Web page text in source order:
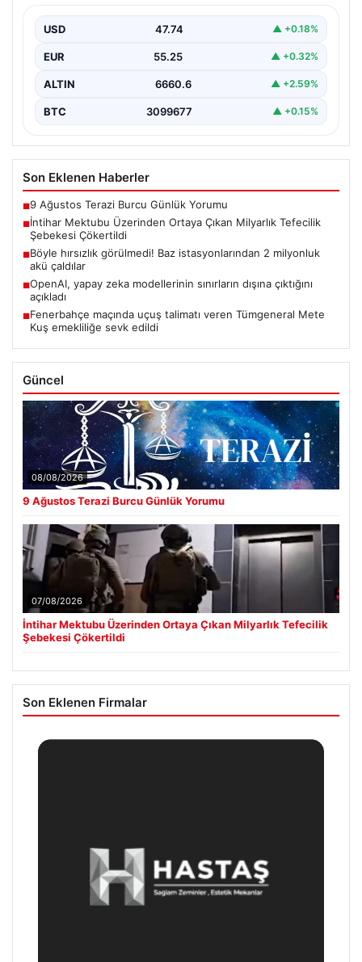
Elazığ'da, tefecilere olan borçlarını belirten bir intihar
büyük çaplı…
USD 47.74 ▲ +0.18%
EUR 55.25 ▲ +0.32%
ALTIN 6660.6 ▲ +2.59%
BTC 3099677 ▲ +0.15%
Son Eklenen Haberler
■9 Ağustos Terazi Burcu Günlük Yorumu
■İntihar Mektubu Üzerinden Ortaya Çıkan Milyarlık Tefecilik
Şebekesi Çökertildi
■Böyle hırsızlık görülmedi! Baz istasyonlarından 2 milyonluk
akü çaldılar
■OpenAI, yapay zeka modellerinin sınırların dışına çıktığını
açıkladı
■Fenerbahçe maçında uçuş talimatı veren Tümgeneral Mete
Kuş emekliliğe sevk edildi
Güncel
08/08/2026
9 Ağustos Terazi Burcu Günlük Yorumu
07/08/2026
İntihar Mektubu Üzerinden Ortaya Çıkan Milyarlık Tefecilik
Şebekesi Çökertildi
Son Eklenen Firmalar